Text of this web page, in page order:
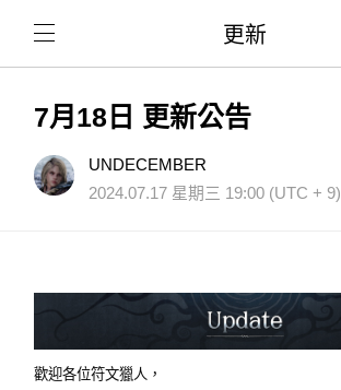
更新
7月18日 更新公告
UNDECEMBER
2024.07.17 星期三 19:00 (UTC + 9)
歡迎各位符文獵人，